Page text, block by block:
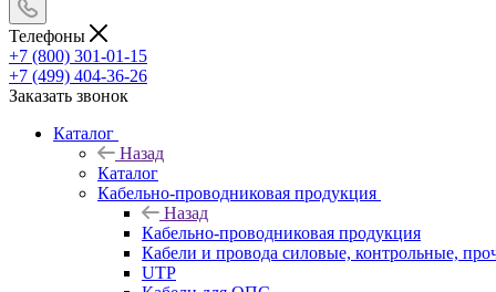
Телефоны
+7 (800) 301-01-15
+7 (499) 404-36-26
Заказать звонок
Каталог
Назад
Каталог
Кабельно-проводниковая продукция
Назад
Кабельно-проводниковая продукция
Кабели и провода силовые, контрольные,
UTP